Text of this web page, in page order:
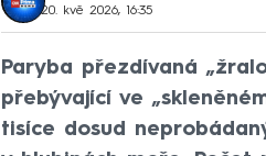
20. kvě 2026, 16:35
Paryba přezdívaná
přebývající ve
tisíce dosud